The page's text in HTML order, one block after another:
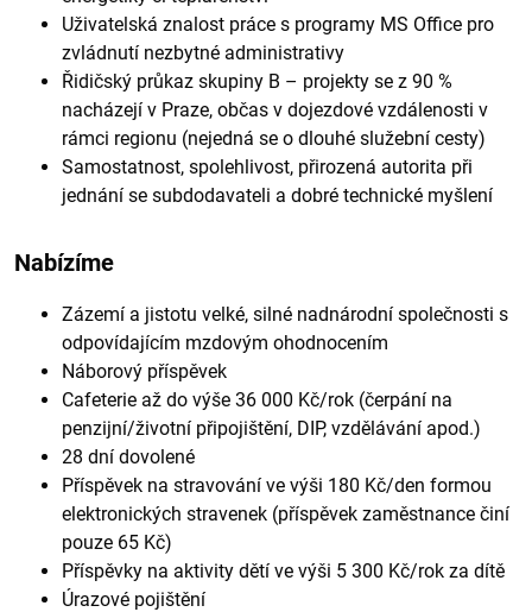
Uživatelská znalost práce s programy MS Office pro
zvládnutí nezbytné administrativy
Řidičský průkaz skupiny B – projekty se z 90 %
nacházejí v Praze, občas v dojezdové vzdálenosti v
rámci regionu (nejedná se o dlouhé služební cesty)
Samostatnost, spolehlivost, přirozená autorita při
jednání se subdodavateli a dobré technické myšlení
Nabízíme
Zázemí a jistotu velké, silné nadnárodní společnosti s
odpovídajícím mzdovým ohodnocením
Náborový příspěvek
Cafeterie až do výše 36 000 Kč/rok (čerpání na
penzijní/životní připojištění, DIP, vzdělávání apod.)
28 dní dovolené
Příspěvek na stravování ve výši 180 Kč/den formou
elektronických stravenek (příspěvek zaměstnance činí
pouze 65 Kč)
Příspěvky na aktivity dětí ve výši 5 300 Kč/rok za dítě
Úrazové pojištění